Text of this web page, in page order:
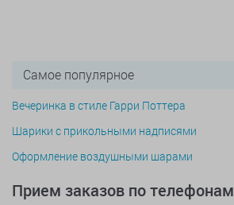
Самое популярное
Вечеринка в стиле Гарри Поттера
Шарики с прикольными надписями
Оформление воздушными шарами
Прием заказов по телефонам